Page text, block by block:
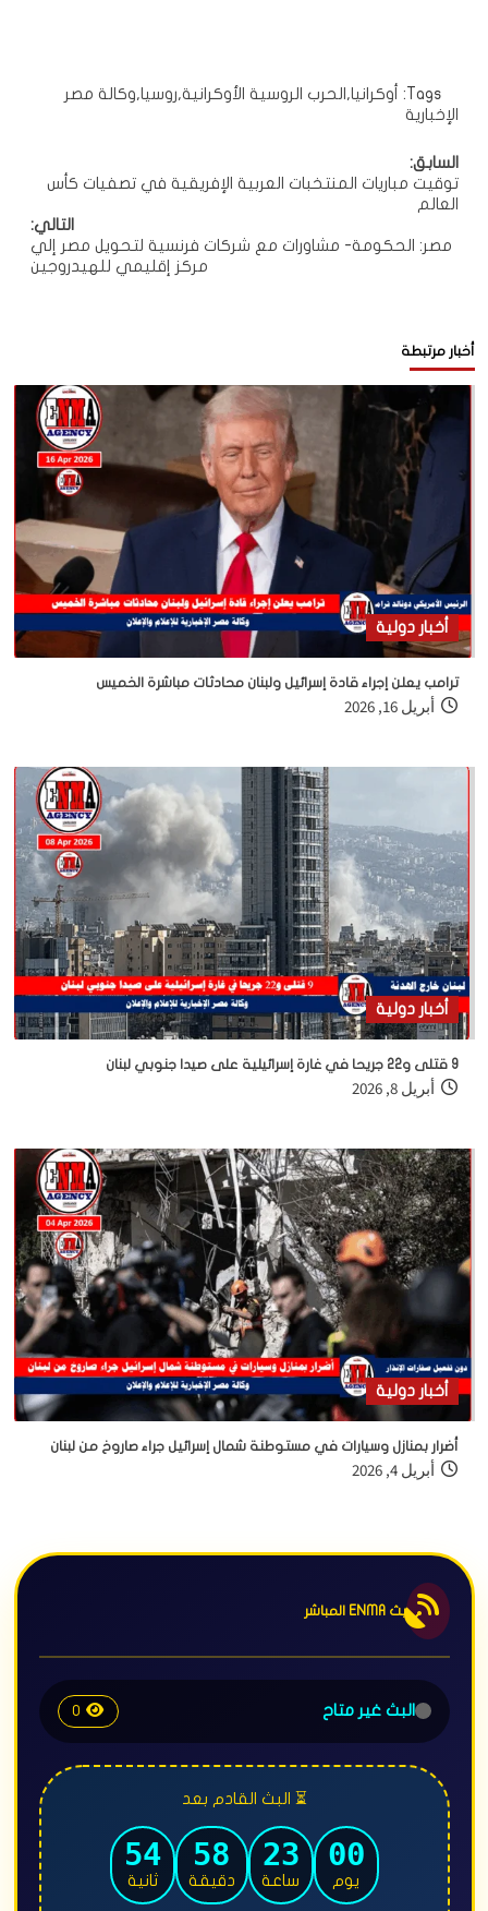
Tags: أوكرانيا,الحرب الروسية الأوكرانية,روسيا,وكالة مصر
الإخبارية
تصفّح
المقالات
السابق:
توقيت مباريات المنتخبات العربية الإفريقية في تصفيات كأس
العالم
التالي:
مصر: الحكومة- مشاورات مع شركات فرنسية لتحويل مصر إلي
مركز إقليمي للهيدروجين
أخبار مرتبطة
أخبار دولية
ترامب يعلن إجراء قادة إسرائيل ولبنان محادثات مباشرة الخميس
أبريل 16, 2026
أخبار دولية
9 قتلى و22 جريحا في غارة إسرائيلية على صيدا جنوبي لبنان
أبريل 8, 2026
أخبار دولية
أضرار بمنازل وسيارات في مستوطنة شمال إسرائيل جراء صاروخ من لبنان
أبريل 4, 2026
بث ENMA المباشر
البث غير متاح 0
⏳ البث القادم بعد
00
يوم
23
ساعة
58
دقيقة
49
ثانية